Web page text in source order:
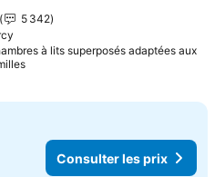
5 342
à lits superposés adaptées aux
Consulter les prix